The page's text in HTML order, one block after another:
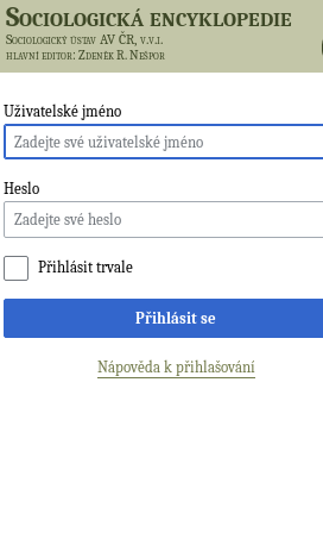
Sociologická encyklopedie
Sociologický ústav AV ČR, v.v.i.
hlavní editor: Zdeněk R. Nešpor
Uživatelské jméno
Heslo
Přihlásit trvale
Přihlásit se
Nápověda k přihlašování